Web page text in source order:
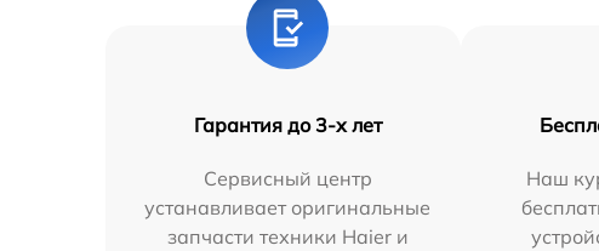
Гарантия до 3-х лет
Сервисный центр
устанавливает оригинальные
запчасти техники Haier и
Наш